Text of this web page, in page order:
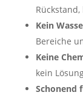
Kein
Bereiche
Keine
kein
Schonend